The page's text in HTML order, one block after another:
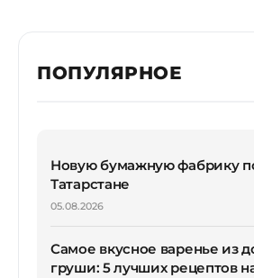
ПОПУЛЯРНОЕ
Новую бумажную фабрику
Татарстане
05.08.2026
Самое вкусное варенье из
груши: 5 лучших рецептов